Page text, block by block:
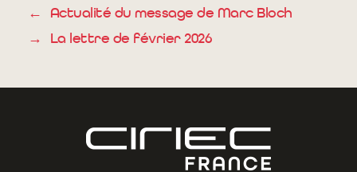
←
Actualité du message de Marc Bloch
→
La lettre de février 2026